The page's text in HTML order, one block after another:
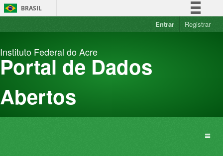
Pular
para
BRASIL
Simplifique!
Acesso à informação
Entrar Registrar
Instituto Federal do Acre
Portal de Dados
Abertos